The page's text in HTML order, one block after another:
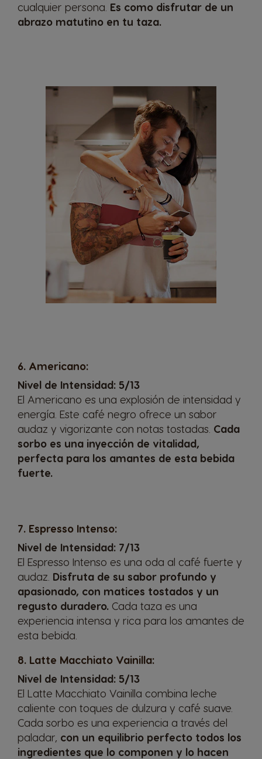
cualquier persona. Es como disfrutar de un
abrazo matutino en tu taza.
6. Americano:
Nivel de Intensidad: 5/13
El Americano es una explosión de intensidad y
energía. Este café negro ofrece un sabor
audaz y vigorizante con notas tostadas. Cada
sorbo es una inyección de vitalidad,
perfecta para los amantes de esta bebida
fuerte.
7. Espresso Intenso:
Nivel de Intensidad: 7/13
El Espresso Intenso es una oda al café fuerte y
audaz. Disfruta de su sabor profundo y
apasionado, con matices tostados y un
regusto duradero. Cada taza es una
experiencia intensa y rica para los amantes de
esta bebida.
8. Latte Macchiato Vainilla:
Nivel de Intensidad: 5/13
El Latte Macchiato Vainilla combina leche
caliente con toques de dulzura y café suave.
Cada sorbo es una experiencia a través del
paladar, con un equilibrio perfecto todos los
ingredientes que lo componen y lo hacen
Austria
Belgium
French
Belgium
Dutch
Canada
Canada
French
Chile
Spanish
Colombia
Spanish
Croatia Czechia
Czech